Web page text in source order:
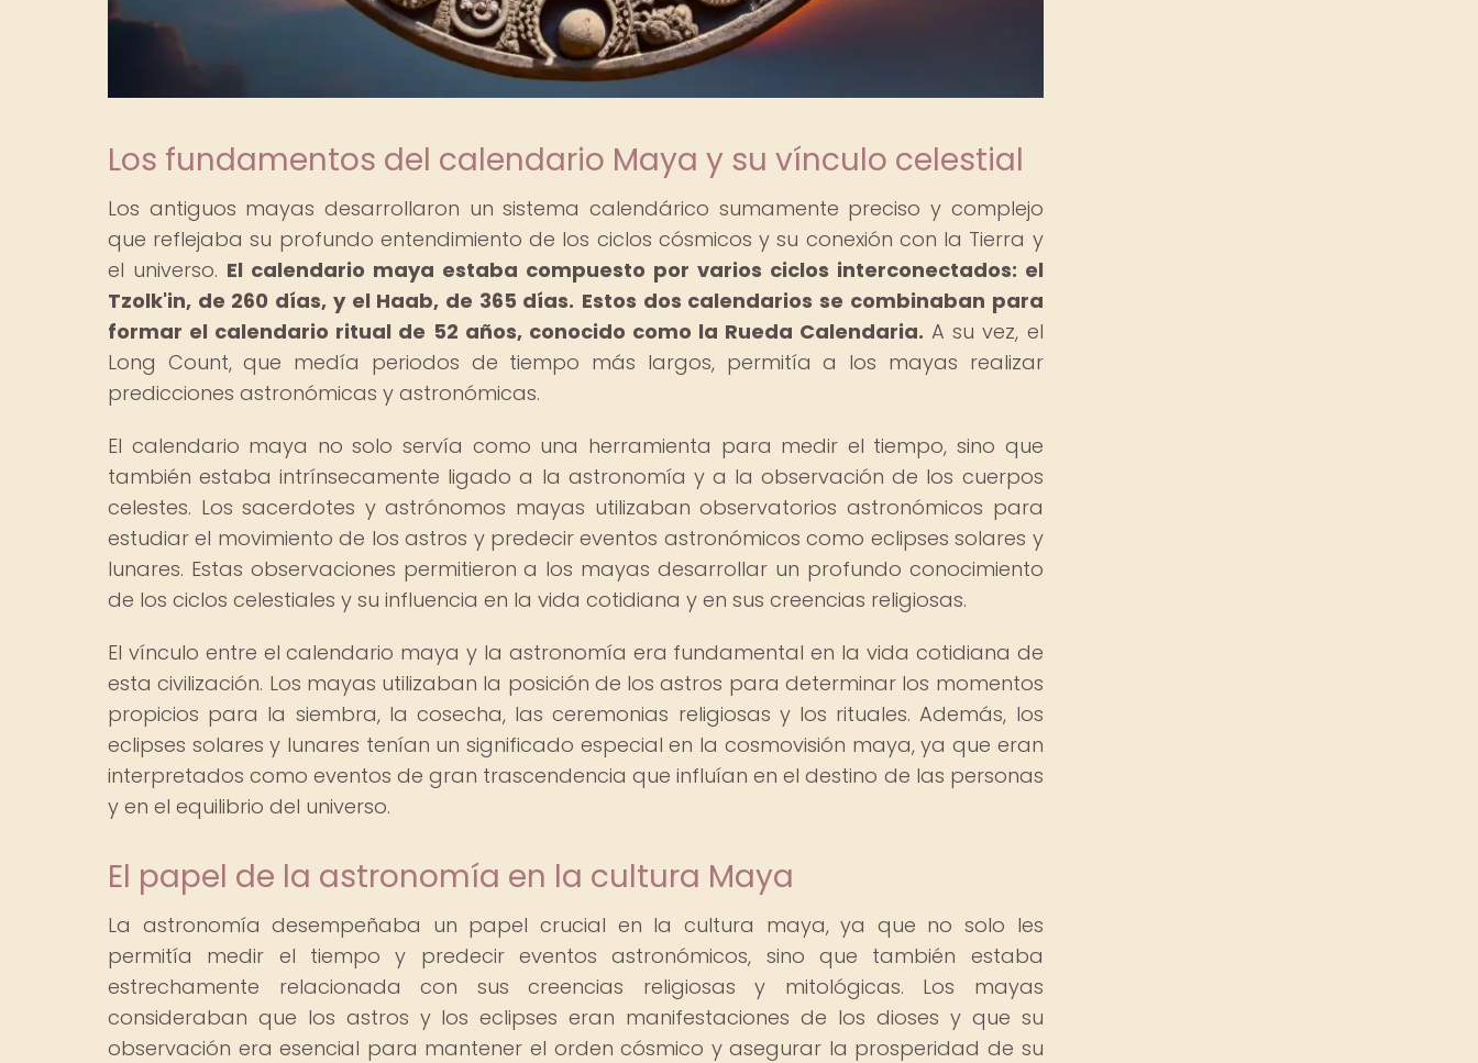
Los fundamentos del calendario Maya y su vínculo celestial
Los antiguos mayas desarrollaron un sistema calendárico sumamente preciso y complejo
que reflejaba su profundo entendimiento de los ciclos cósmicos y su conexión con la Tierra y
el universo. El calendario maya estaba compuesto por varios ciclos interconectados: el
Tzolk'in, de 260 días, y el Haab, de 365 días. Estos dos calendarios se combinaban para
formar el calendario ritual de 52 años, conocido como la Rueda Calendaria. A su vez, el
Long Count, que medía periodos de tiempo más largos, permitía a los mayas realizar
predicciones astronómicas y astronómicas.
El calendario maya no solo servía como una herramienta para medir el tiempo, sino que
también estaba intrínsecamente ligado a la astronomía y a la observación de los cuerpos
celestes. Los sacerdotes y astrónomos mayas utilizaban observatorios astronómicos para
estudiar el movimiento de los astros y predecir eventos astronómicos como eclipses solares y
lunares. Estas observaciones permitieron a los mayas desarrollar un profundo conocimiento
de los ciclos celestiales y su influencia en la vida cotidiana y en sus creencias religiosas.
El vínculo entre el calendario maya y la astronomía era fundamental en la vida cotidiana de
esta civilización. Los mayas utilizaban la posición de los astros para determinar los momentos
propicios para la siembra, la cosecha, las ceremonias religiosas y los rituales. Además, los
eclipses solares y lunares tenían un significado especial en la cosmovisión maya, ya que eran
interpretados como eventos de gran trascendencia que influían en el destino de las personas
y en el equilibrio del universo.
El papel de la astronomía en la cultura Maya
La astronomía desempeñaba un papel crucial en la cultura maya, ya que no solo les
permitía medir el tiempo y predecir eventos astronómicos, sino que también estaba
estrechamente relacionada con sus creencias religiosas y mitológicas. Los mayas
consideraban que los astros y los eclipses eran manifestaciones de los dioses y que su
observación era esencial para mantener el orden cósmico y asegurar la prosperidad de su